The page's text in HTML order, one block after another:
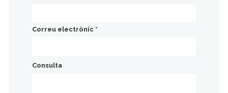
Correu electrònic *
Consulta